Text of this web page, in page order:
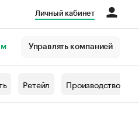
Личный кабинет
Управлять компанией
Ретейл Производство